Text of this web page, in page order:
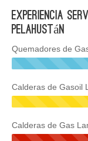
Experiencia
Pelahustán
Quemadores de
Calderas de Gasoil
Calderas de Gas